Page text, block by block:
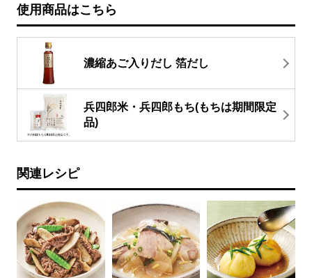
使用商品はこちら
濃縮あご入りだし 箔だし
兵四郎米・兵四郎もち(もちは期間限定
品)
関連レシピ